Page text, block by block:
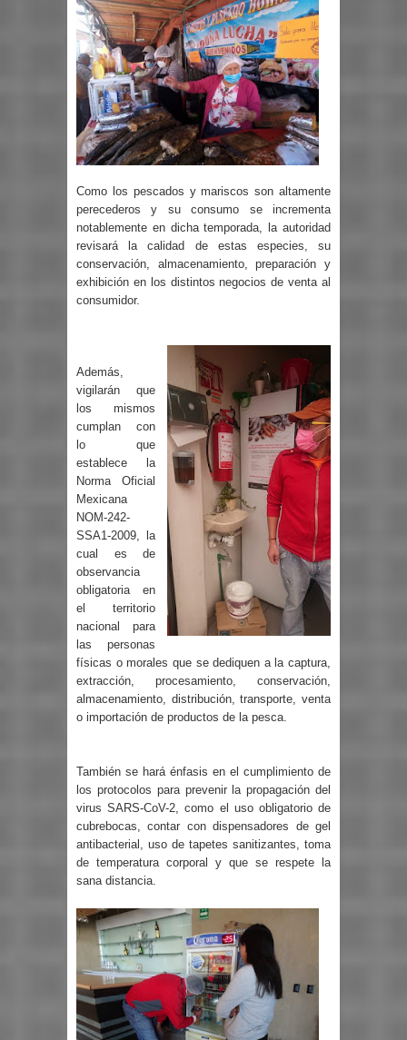
Como los pescados y mariscos son altamente
perecederos y su consumo se incrementa
notablemente en dicha temporada, la autoridad
revisará la calidad de estas especies, su
conservación, almacenamiento, preparación y
exhibición en los distintos negocios de venta al
consumidor.
Además,
vigilarán que
los mismos
cumplan con
lo que
establece la
Norma Oficial
Mexicana
NOM-242-
SSA1-2009, la
cual es de
observancia
obligatoria en
el territorio
nacional para
las personas
físicas o morales que se dediquen a la captura,
extracción, procesamiento, conservación,
almacenamiento, distribución, transporte, venta
o importación de productos de la pesca.
También se hará énfasis en el cumplimiento de
los protocolos para prevenir la propagación del
virus SARS-CoV-2, como el uso obligatorio de
cubrebocas, contar con dispensadores de gel
antibacterial, uso de tapetes sanitizantes, toma
de temperatura corporal y que se respete la
sana distancia.